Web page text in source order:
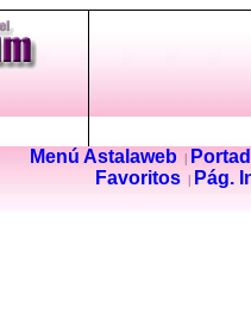
Menú Astalaweb|
Favoritos
Pág.